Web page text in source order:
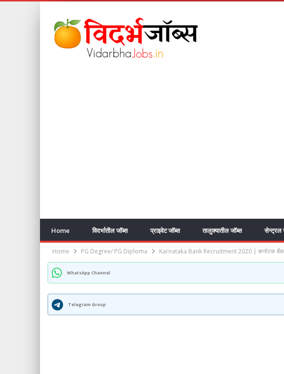
Home विदर्भातील जॉब्स प्राइवेट जॉब्स तालुक्यातील जॉब्स सेन्ट्रल
Home PG Degree/ PG Diploma Karnataka Bank Recruitment 2020 | कर्नाटक बँक
WhatsApp Channel
Telegram Group